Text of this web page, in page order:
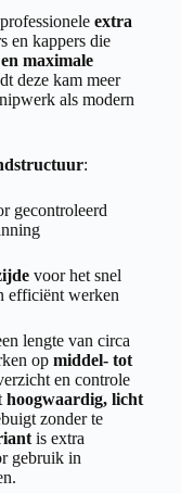
extra
en kappers die
maximale
deze kam meer
als modern
:
gecontroleerd
voor het snel
efficiënt werken
lengte van circa
op middel- tot
en controle
hoogwaardig, licht
zonder te
is extra
gebruik in